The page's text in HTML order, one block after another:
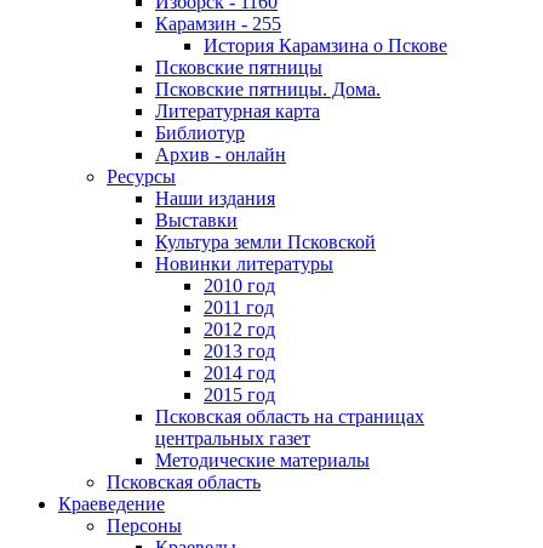
Карамзин - 255
История Карамзина о Пскове
Псковские пятницы
Псковские пятницы. Дома.
Литературная карта
Библиотур
Архив - онлайн
Ресурсы
Наши издания
Выставки
Культура земли Псковской
Новинки литературы
2010 год
2011 год
2012 год
2013 год
2014 год
2015 год
Псковская область на страницах
центральных газет
Методические материалы
Псковская область
Краеведение
Персоны